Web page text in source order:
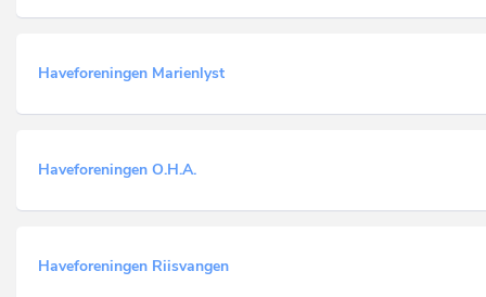
Haveforeningen Marienlyst
Haveforeningen O.H.A.
Haveforeningen Riisvangen